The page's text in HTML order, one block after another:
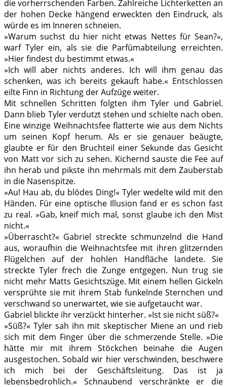
die vorherrschenden Farben. Zahlreiche Lichterketten an
der hohen Decke hängend erweckten den Eindruck, als
würde es im Inneren schneien.
»Warum suchst du hier nicht etwas Nettes für Sean?«,
warf Tyler ein, als sie die Parfümabteilung erreichten.
»Hier findest du bestimmt etwas.«
»Ich will aber nichts anderes. Ich will ihm genau das
schenken, was ich bereits gekauft habe.« Entschlossen
eilte Finn in Richtung der Aufzüge weiter.
Mit schnellen Schritten folgten ihm Tyler und Gabriel.
Dann blieb Tyler verdutzt stehen und schielte nach oben.
Eine winzige Weihnachtsfee flatterte wie aus dem Nichts
um seinen Kopf herum. Als er sie genauer beäugte,
glaubte er für den Bruchteil einer Sekunde das Gesicht
von Matt vor sich zu sehen. Kichernd sauste die Fee auf
ihn herab und pikste ihn mehrmals mit dem Zauberstab
in die Nasenspitze.
»Au! Hau ab, du blödes Ding!« Tyler wedelte wild mit den
Händen. Für eine optische Illusion fand er es schon fast
zu real. »Gab, kneif mich mal, sonst glaube ich den Mist
nicht.«
»Überrascht?« Gabriel streckte schmunzelnd die Hand
aus, woraufhin die Weihnachtsfee mit ihren glitzernden
Flügelchen auf der hohlen Handfläche landete. Sie
streckte Tyler frech die Zunge entgegen. Nun trug sie
nicht mehr Matts Gesichtszüge. Mit einem hellen Gickeln
versprühte sie mit ihrem Stab funkelnde Sternchen und
verschwand so unerwartet, wie sie aufgetaucht war.
Gabriel blickte ihr verzückt hinterher. »Ist sie nicht süß?«
»Süß?« Tyler sah ihn mit skeptischer Miene an und rieb
sich mit dem Finger über die schmerzende Stelle. »Die
hätte mir mit ihrem Stöckchen beinahe die Augen
ausgestochen. Sobald wir hier verschwinden, beschwere
ich mich bei der Geschäftsleitung. Das ist ja
lebensbedrohlich.« Schnaubend verschränkte er die